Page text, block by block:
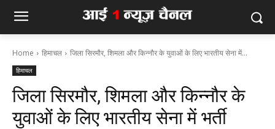
Home हिमाचल जिला सिरमौर, शिमला और किन्नौर के युवाओं के लिए भारतीय सेना में...
हिमाचल
जिला सिरमौर, शिमला और किन्नौर के
युवाओं के लिए भारतीय सेना में भर्ती